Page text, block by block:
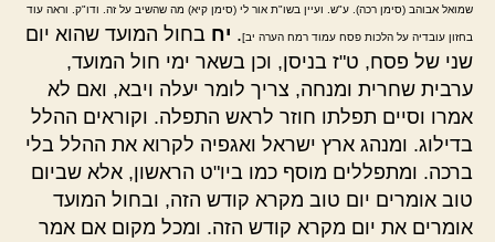
שמואל אבוהב (סימן רכה). ע"ש. ועיין בשו"ת אור לי (סימן קיא) מה שהשיב על זה. ודו"ק. וראה עוד
בחזון עובדיה על הלכות פסח עמוד רמח הערה יב]. יח בחול המועד שהוא יום
שני של פסח, ט"ז בניסן, וכן בשאר ימי חול המועד,
ערבית שחרית ומנחה, צריך לומר יעלה ויבא, ואם לא
אמרו וסיים תפלתו חוזר לראש התפלה. וקוראים ההלל
בדילוג. ומנהג ארץ ישראל ואגפיה לקרוא את ההלל בלי
ברכה. ומתפללים מוסף כמו ביו"ט הראשון, אלא שביום
טוב אומרים יום טוב מקרא קודש הזה, ובחול המועד
אומרים את יום מקרא קודש הזה. ומכל מקום אם אמר